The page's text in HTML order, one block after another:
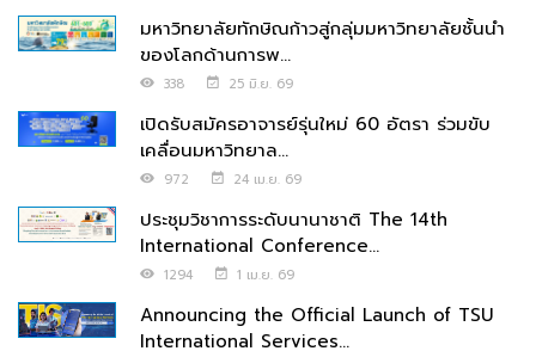
มหาวิทยาลัยทักษิณก้าวสู่กลุ่มมหาวิทยาลัยชั้นนำ
ของโลกด้านการพ...
338 25 มิ.ย. 69
เปิดรับสมัครอาจารย์รุ่นใหม่ 60 อัตรา ร่วมขับ
เคลื่อนมหาวิทยาล...
972 24 เม.ย. 69
ประชุมวิชาการระดับนานาชาติ The 14th
International Conference...
1294 1 เม.ย. 69
Announcing the Official Launch of TSU
International Services...